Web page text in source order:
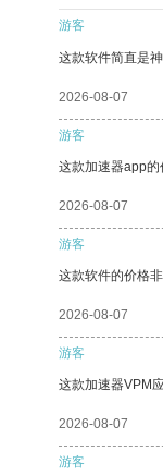
游客
这款软件简直是
2026-08-07
游客
这款加速器app的
2026-08-07
游客
这款软件的价格
2026-08-07
游客
这款加速器VPM
2026-08-07
游客